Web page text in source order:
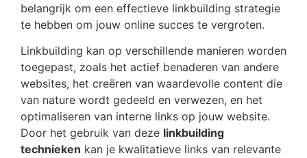
belangrijk om een effectieve linkbuilding strategie
te hebben om jouw online succes te vergroten.
Linkbuilding kan op verschillende manieren worden
toegepast, zoals het actief benaderen van andere
websites, het creëren van waardevolle content die
van nature wordt gedeeld en verwezen, en het
optimaliseren van interne links op jouw website.
Door het gebruik van deze linkbuilding
technieken kan je kwalitatieve links van relevante